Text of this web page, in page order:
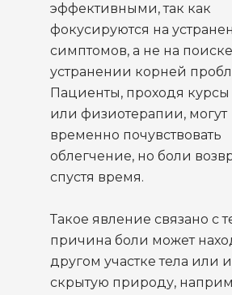
эффективными, так как
фокусируются на
симптомов, а не на
устранении корней
Пациенты, проходя курсы
или физиотерапии, могут
временно почувствовать
облегчение, но боли
спустя время.
Такое явление связано с
причина боли может
другом участке тела или
скрытую природу,